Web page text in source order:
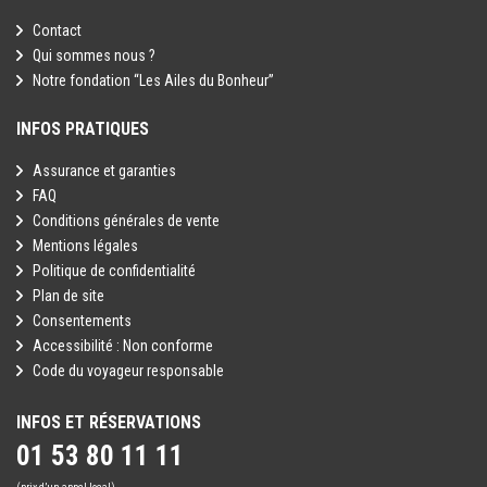
Contact
Qui sommes nous ?
Notre fondation “Les Ailes du Bonheur”
INFOS PRATIQUES
Assurance et garanties
FAQ
Conditions générales de vente
Mentions légales
Politique de confidentialité
Plan de site
Consentements
Accessibilité : Non conforme
Code du voyageur responsable
INFOS ET RÉSERVATIONS
01 53 80 11 11